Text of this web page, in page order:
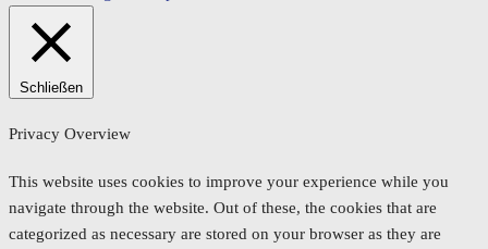
Schließen
Privacy Overview
This website uses cookies to improve your experience while you
navigate through the website. Out of these, the cookies that are
categorized as necessary are stored on your browser as they are